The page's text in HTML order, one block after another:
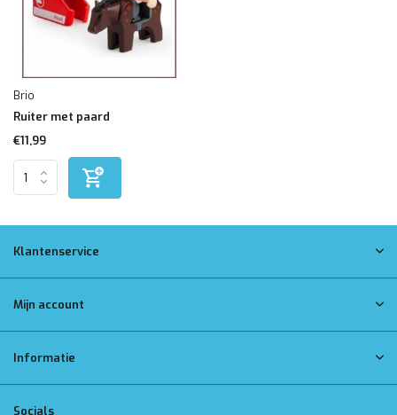
Brio
Ruiter met paard
€11,99
Klantenservice
Mijn account
Informatie
Socials